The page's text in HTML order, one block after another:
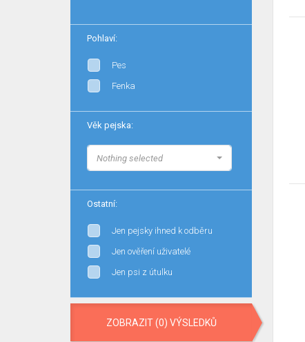
Pohlaví:
Pes
Fenka
Věk pejska:
Nothing selected
Ostatní:
Jen pejsky ihned k odběru
Jen ověření uživatelé
Jen psi z útulku
ZOBRAZIT (0) VÝSLEDKŮ